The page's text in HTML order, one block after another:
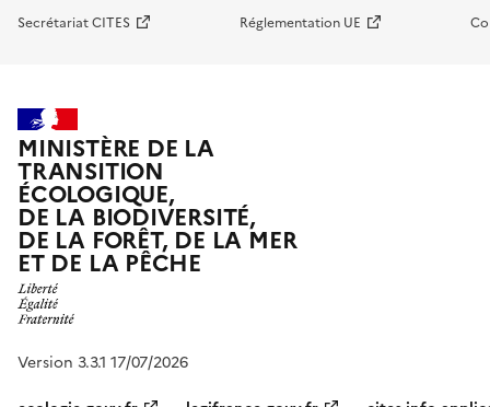
Secrétariat CITES Réglementation UE
MINISTÈRE DE LA
TRANSITION
ÉCOLOGIQUE,
DE LA BIODIVERSITÉ,
DE LA FORÊT, DE LA MER
ET DE LA PÊCHE
Version 3.3.1 17/07/2026